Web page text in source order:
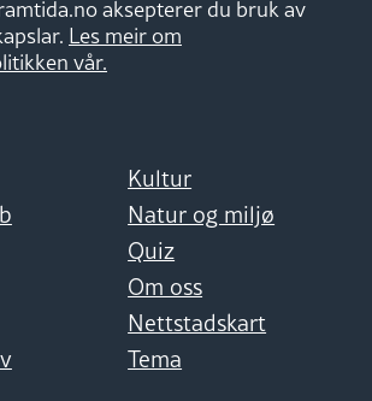
aksepterer du bruk av
Les meir om
vår.
Kultur
Natur og miljø
Quiz
Om oss
Nettstadskart
Tema